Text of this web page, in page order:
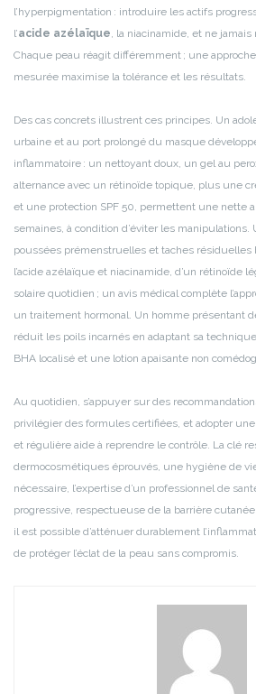
l’hyperpigmentation : introduire les actifs
l’acide azélaïque, la niacinamide, et ne jamais
Chaque peau réagit différemment ; une
mesurée maximise la tolérance et les résultats.
Des cas concrets illustrent ces principes. Un
urbaine et au port prolongé du masque
inflammatoire : un nettoyant doux, un gel au
alternance avec un rétinoïde topique, plus une
et une protection SPF 50, permettent une nette
semaines, à condition d’éviter les
poussées prémenstruelles et taches résiduelles
l’acide azélaïque et niacinamide, d’un rétinoïde
solaire quotidien ; un avis médical complète
un traitement hormonal. Un homme présentant
réduit les poils incarnés en adaptant sa
BHA localisé et une lotion apaisante non
Au quotidien, s’appuyer sur des
privilégier des formules certifiées, et adopter
et régulière aide à reprendre le contrôle. La clé
dermocosmétiques éprouvés, une hygiène de
nécessaire, l’expertise d’un professionnel de
progressive, respectueuse de la barrière
il est possible d’atténuer durablement
de protéger l’éclat de la peau sans compromis.